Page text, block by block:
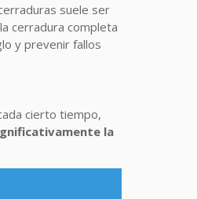
suele ser
cerradura completa
y prevenir fallos
cierto tiempo,
la